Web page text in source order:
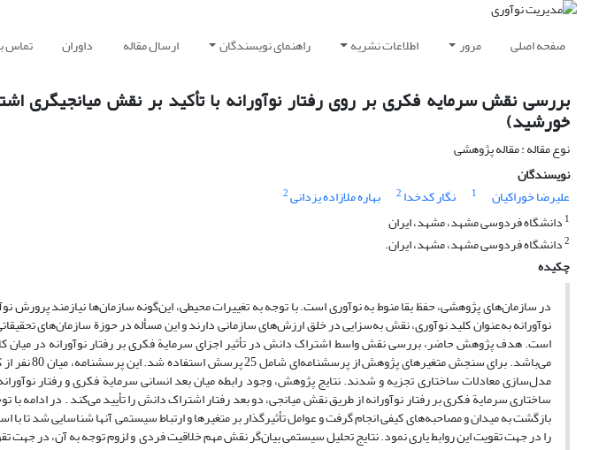
صفحه اصلی مرور اطلاعات نشریه راهنمای نویسندگان ارسال مقاله داوران تماس
بررسی نقش سرمایه فکری بر روی رفتار نوآورانه با تأکید بر نقش میانجیگری
خورشید)
نوع مقاله : مقاله پژوهشی
نویسندگان
علیرضا خوراکیان
1 نگار کدخدا 2 بهاره ملازاده یزدانی2
1 دانشگاه فردوسی مشهد، مشهد، ایران
2دانشگاه فردوسی مشهد، مشهد، ایران.
چکیده
در سازمانهای پژوهشی، حفظ بقا منوط به نوآوری است. با توجه به تغییرات محیطی، اینگونه سازمانها نیازمند پرورش
نوآورانه بهعنوان کلید نوآوری، نقش بهسزایی در خلق ارزشهای سازمانی دارند و این مسأله در حوزة سازمانهای
است. هدف پژوهش حاضر، بررسی نقش واسط اشتراک دانش در تأثیر اجزای سرمایة فکری بر رفتار نوآورانه در میان
میباشد. برای سنجش متغیرهای پژوهش از پرسشنامهای شامل 25 پرسش استفاده شد. این پرسشنامه، میان 80 نفر از کارکنان سازمان مورد مطالعه توزیع گردید و داده
مدلسازی معادلات ساختاری تجزیه و شدند. نتایج پژوهش، وجود رابطه میان بعد انسانی سرمایة فکری و رفتار
ساختاری سرمایة فکری بر رفتار نوآورانه از طریق نقش میانجی، دو بعد رفتار اشتراک دانش را تأیید میکند . در ادامه با
بازگشت به میدان و مصاحبههای کیفی انجام گرفت و عوامل تأثیرگذار بر متغیرها و ارتباط سیستمی آنها شناسایی شد تا با
را در جهت تقویت این روابط یاری نمود. نتایج تحلیل سیستمی بیانگر نقش مهم خلاقیت فردی و لزوم توجه به آن، در جهت